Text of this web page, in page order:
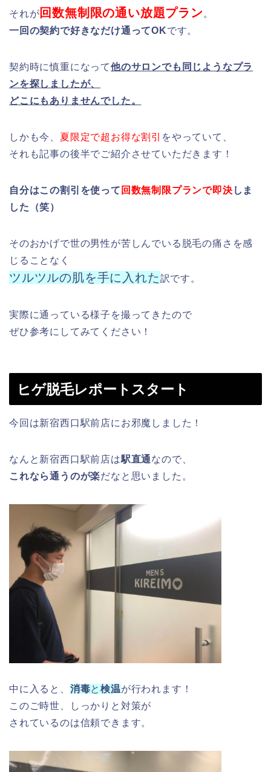
それが 回数無制限の通い放題プラン 。
一回の契約で好きなだけ通ってOKです。
契約時に慎重になって他のサロンでも同じようなプラ
ンを探しましたが、
どこにもありませんでした。
しかも今、 夏限定で超お得な割引
をやっていて、
それも記事の後半でご紹介させていただきます！
自分はこの割引を使って 回数無制限プランで即決 しま
した（笑）
そのおかげで世の男性が苦しんでいる脱毛の痛さを感
じることなく
ツルツルの肌を手に入れた訳です。
実際に通っている様子を撮ってきたので
ぜひ参考にしてみてください！
ヒゲ脱毛レポートスタート
今回は新宿西口駅前店にお邪魔しました！
なんと新宿西口駅前店は駅直通なので、
これなら通うのが楽だなと思いました。
中に入ると、 消毒と検温が行われます！
このご時世、しっかりと対策が
されているのは信頼できます。